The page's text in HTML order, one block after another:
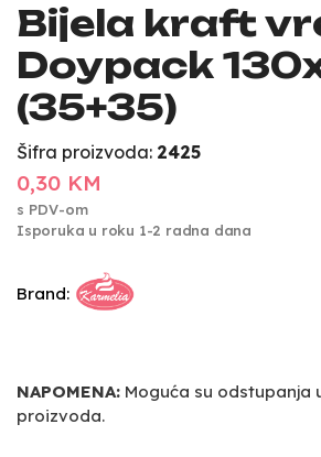
Bijela kraft
Doypack
(35+35)
Šifra proizvoda: 2425
0,30 KM
s PDV-om
Isporuka u roku 1-2 radna dana
Brand:
NAPOMENA: Moguća su odstupanja
proizvoda.